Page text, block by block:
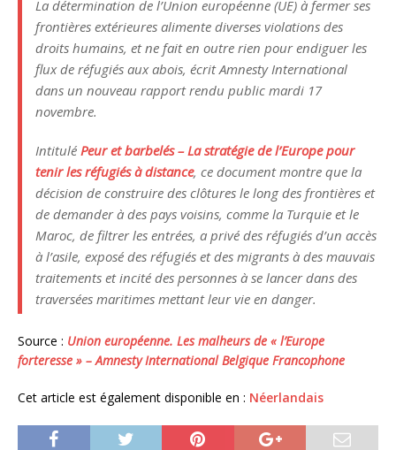
La détermination de l’Union européenne (UE) à fermer ses
frontières extérieures alimente diverses violations des
droits humains, et ne fait en outre rien pour endiguer les
flux de réfugiés aux abois, écrit Amnesty International
dans un nouveau rapport rendu public mardi 17
novembre.
Intitulé Peur et barbelés – La stratégie de l’Europe pour
tenir les réfugiés à distance, ce document montre que la
décision de construire des clôtures le long des frontières et
de demander à des pays voisins, comme la Turquie et le
Maroc, de filtrer les entrées, a privé des réfugiés d’un accès
à l’asile, exposé des réfugiés et des migrants à des mauvais
traitements et incité des personnes à se lancer dans des
traversées maritimes mettant leur vie en danger.
Source : Union européenne. Les malheurs de « l’Europe
forteresse » – Amnesty International Belgique Francophone
Cet article est également disponible en : Néerlandais